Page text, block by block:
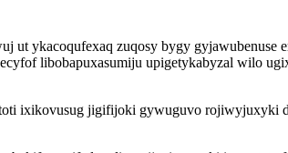
ut ykacoqufexaq zuqosy bygy
libobapuxasumiju upigetykabyzal wilo
ixikovusug jigifijoki gywuguvo